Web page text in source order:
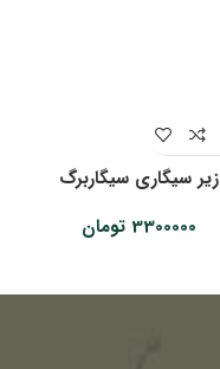
زیر سیگاری سیگاربرگ
3300000 تومان